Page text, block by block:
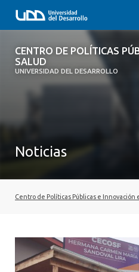
CENTRO DE POLÍTICAS
SALUD
UNIVERSIDAD DEL DESARROLLO
CENTRO DE POLÍTICAS
INNOVACIÓN EN SALUD
QUIÉNES SOMOS
SEMINARIOS, CHARLAS U OTROS
COMUNIDAD CIPS
Noticias
Centro de Políticas Públicas e Innovación